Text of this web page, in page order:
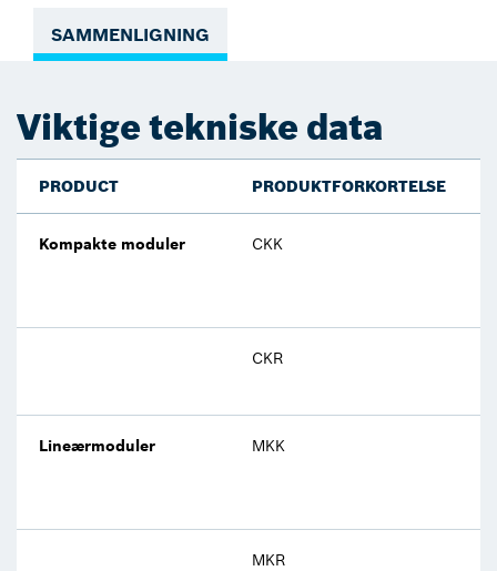
SAMMENLIGNING
Viktige tekniske data
PRODUCT PRODUKTFORKORTELSE
Kompakte moduler CKK
CKR
Lineærmoduler MKK
MKR